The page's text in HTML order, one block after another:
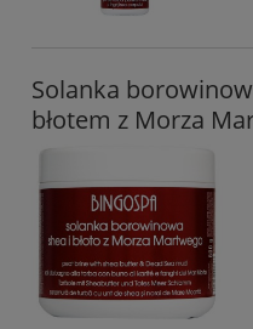
Solanka
błotem z Morza